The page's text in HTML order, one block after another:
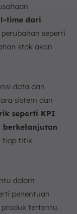
time dari
perubahan seperti
stok akan
data dan
sistem dan
seperti KPI
berkelanjutan
tiap titik
dalam
penentuan
tertentu.